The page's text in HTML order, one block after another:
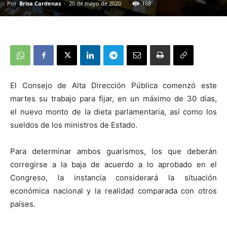
Por Brisa Cardenas - 20 de mayo de 2020 168
El Consejo de Alta Dirección Pública comenzó este
martes su trabajo para fijar, en un máximo de 30 días,
el nuevo monto de la dieta parlamentaria, así como los
sueldos de los ministros de Estado.
Para determinar ambos guarismos, los que deberán
corregirse a la baja de acuerdo a lo aprobado en el
Congreso, la instancia considerará la situación
económica nacional y la realidad comparada con otros
países.